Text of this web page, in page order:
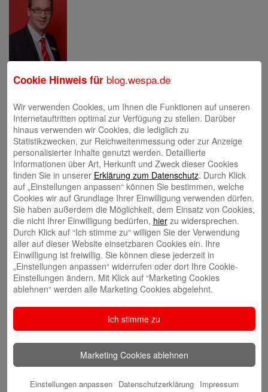
Eva Bläsen
Tina Blatz-Ruhnau
Annette Butzke
Ninia Käckenmester
Cookie Hinweis für blog.wespa.de
Wir verwenden Cookies, um Ihnen die Funktionen auf unseren
Internetauftritten optimal zur Verfügung zu stellen. Darüber
hinaus verwenden wir Cookies, die lediglich zu
Statistikzwecken, zur Reichweitenmessung oder zur Anzeige
personalisierter Inhalte genutzt werden. Detaillierte
Informationen über Art, Herkunft und Zweck dieser Cookies
finden Sie in unserer Erklärung zum Datenschutz. Durch Klick
auf „Einstellungen anpassen“ können Sie bestimmen, welche
Cookies wir auf Grundlage Ihrer Einwilligung verwenden dürfen.
Sie haben außerdem die Möglichkeit, dem Einsatz von Cookies,
die nicht Ihrer Einwilligung bedürfen, hierzu widersprechen.
Durch Klick auf “Ich stimme zu“ willigen Sie der Verwendung
aller auf dieser Website einsetzbaren Cookies ein. Ihre
Einwilligung ist freiwillig. Sie können diese jederzeit in
„Einstellungen anpassen“ widerrufen oder dort Ihre Cookie-
Einstellungen ändern. Mit Klick auf “Marketing Cookies
ablehnen“ werden alle Marketing Cookies abgelehnt.
Ich stimme zu
Marketing Cookies ablehnen
Einstellungen anpassen Datenschutzerklärung Impressum